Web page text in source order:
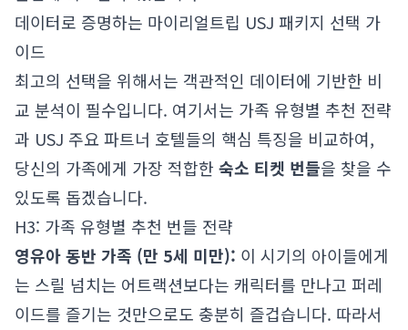
데이터로 증명하는 마이리얼트립 USJ 패키지 선택 가
이드
최고의 선택을 위해서는 객관적인 데이터에 기반한 비
교 분석이 필수입니다. 여기서는 가족 유형별 추천 전략
과 USJ 주요 파트너 호텔들의 핵심 특징을 비교하여,
당신의 가족에게 가장 적합한 숙소 티켓 번들을 찾을 수
있도록 돕겠습니다.
H3: 가족 유형별 추천 번들 전략
영유아 동반 가족 (만 5세 미만): 이 시기의 아이들에게
는 스릴 넘치는 어트랙션보다는 캐릭터를 만나고 퍼레
이드를 즐기는 것만으로도 충분히 즐겁습니다. 따라서